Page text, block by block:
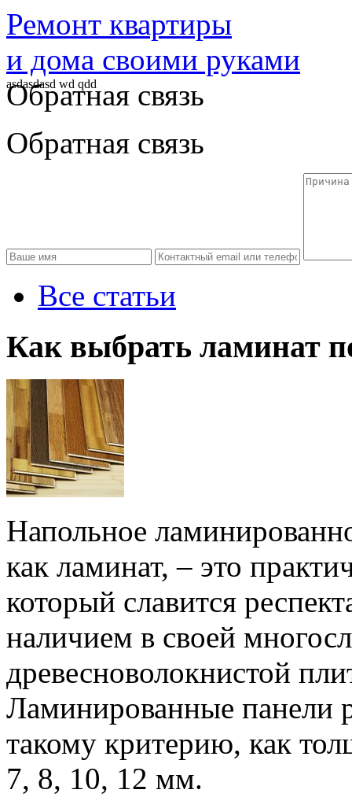
Ремонт квартиры
и дома своими руками
asdasdasd wd qdd
Обратная связь
Обратная связь
Все статьи
Как выбрать ламинат
Напольное
как ламинат, – это
который славится
наличием в своей
древесноволокнистой
Ламинированные панели
такому критерию, как
7, 8, 10, 12 мм.